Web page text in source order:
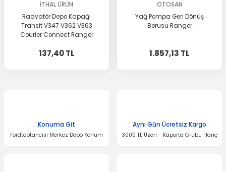
İTHAL ÜRÜN
Radyatör Depo Kapağı
Transit V347 V362 V363
Courier Connect Ranger
137,40 TL
OTOSAN
Yağ Pompa Geri Dönüş
Borusu Ranger
1.857,13 TL
Konuma Git
Fordtoptancısı Merkez Depo Konum
Aynı Gün Ücretsiz Kargo
3000 TL Üzeri - Kaporta Grubu Hariç